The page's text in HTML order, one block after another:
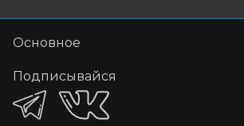
Основное
Подписывайся